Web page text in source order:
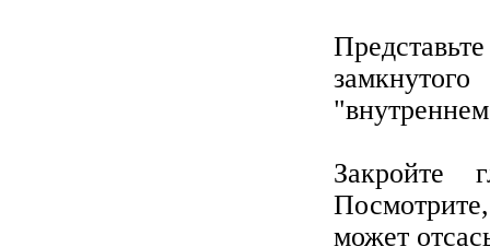
Закройте
может